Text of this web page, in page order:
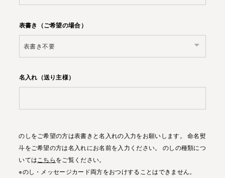
表書き（ご希望の場合）
名入れ（送り主様）
のしをご希望の方は表書きと名入れの入力をお願いします。 命名熨
斗をご希望の方は名入れにお名前を入力ください。 のしの種類につ
いては こちらをご覧ください。
※のし・メッセージカード両方をおつけすることはできません。